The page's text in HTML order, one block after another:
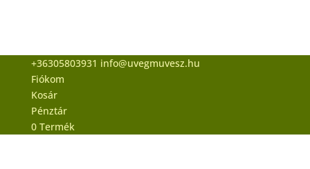
+36305803931 info@uvegmuvesz.hu
Fiókom
Kosár
Pénztár
0 Termék